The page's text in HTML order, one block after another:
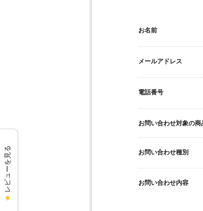
お名前
メールアドレス
電話番号
お問い合わせ対象の商
お問い合わせ種別
お問い合わせ内容
★
レビューを見る